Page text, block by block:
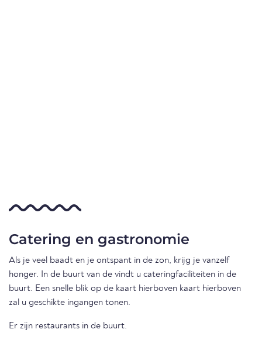
Catering en gastronomie
Als je veel baadt en je ontspant in de zon, krijg je vanzelf
honger. In de buurt van de vindt u cateringfaciliteiten in de
buurt. Een snelle blik op de kaart hierboven kaart hierboven
zal u geschikte ingangen tonen.
Er zijn restaurants in de buurt.